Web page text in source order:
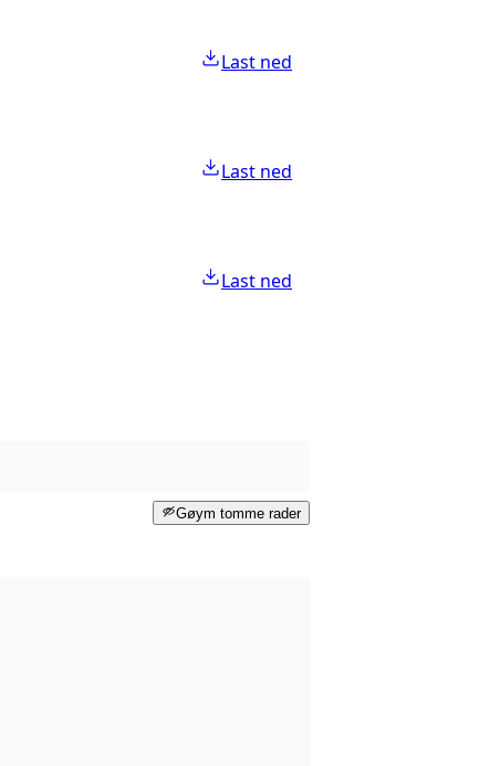
Last ned
Last ned
Last ned
Gøym tomme rader